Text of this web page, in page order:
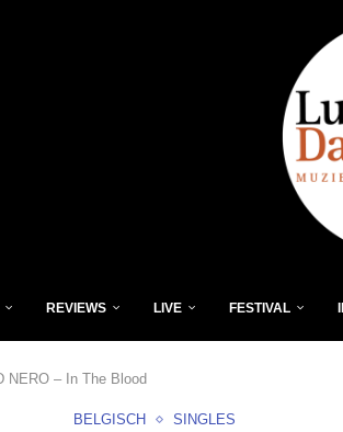
REVIEWS LIVE FESTIVAL
NERO – In The Blood
BELGISCH SINGLES